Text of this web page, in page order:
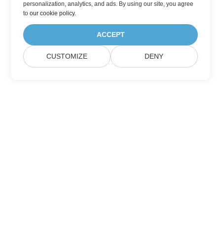
personalization, analytics, and ads. By using our site, you agree
toour cookie policy.
ACCEPT
CUSTOMIZE DENY